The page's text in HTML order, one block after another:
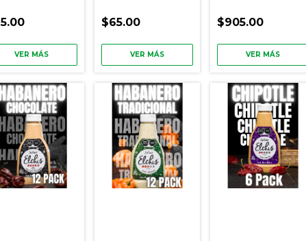
VER MÁS
$65.00
VER MÁS
$905.00
VER MÁS